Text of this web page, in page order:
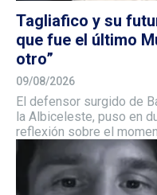
Tagliafico y su
que fue el último
otro”
09/08/2026
El defensor surgido de
la Albiceleste, puso en
reflexión sobre el